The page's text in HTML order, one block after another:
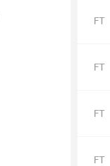
FT
FT
FT
FT